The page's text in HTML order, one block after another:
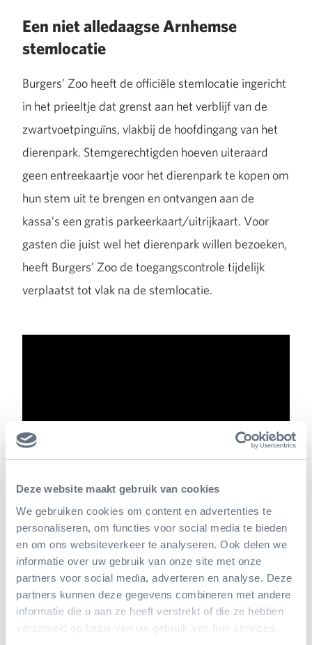
Deze website maakt gebruik van cookies
We gebruiken cookies om content en advertenties te
personaliseren, om functies voor social media te bieden
en om ons websiteverkeer te analyseren. Ook delen we
informatie over uw gebruik van onze site met onze
partners voor social media, adverteren en analyse. Deze
partners kunnen deze gegevens combineren met andere
informatie die u aan ze heeft verstrekt of die ze hebben
verzameld op basis van uw gebruik van hun services.
Een niet alledaagse Arnhemse
stemlocatie
Burgers’ Zoo heeft de officiële stemlocatie ingericht
in het prieeltje dat grenst aan het verblijf van de
zwartvoetpinguïns, vlakbij de hoofdingang van het
dierenpark. Stemgerechtigden hoeven uiteraard
geen entreekaartje voor het dierenpark te kopen om
hun stem uit te brengen en ontvangen aan de
kassa’s een gratis parkeerkaart/uitrijkaart. Voor
gasten die juist wel het dierenpark willen bezoeken,
heeft Burgers’ Zoo de toegangscontrole tijdelijk
verplaatst tot vlak na de stemlocatie.